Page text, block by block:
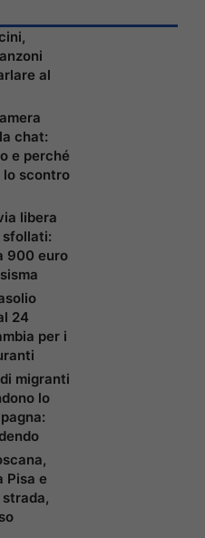
al
chat:
e perché
lo scontro
libera
900 euro
24
per i
migranti
lo
Pisa e